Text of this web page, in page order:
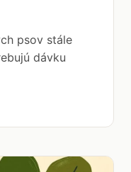
psov stále
dávku